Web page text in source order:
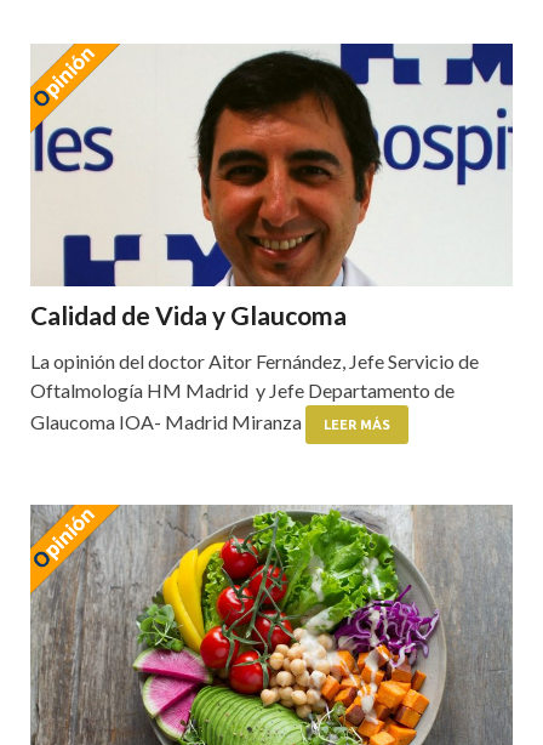
Calidad de Vida y Glaucoma
La opinión del doctor Aitor Fernández, Jefe Servicio de
Oftalmología HM Madrid y Jefe Departamento de
Glaucoma IOA- Madrid Miranza
LEER MÁS